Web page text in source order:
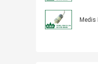
Medis